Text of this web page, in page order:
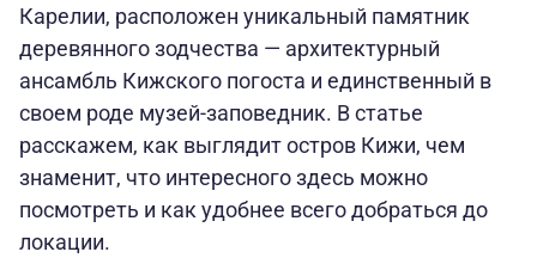
Карелии, расположен уникальный памятник
деревянного зодчества — архитектурный
ансамбль Кижского погоста и единственный в
своем роде музей-заповедник. В статье
расскажем, как выглядит остров Кижи, чем
знаменит, что интересного здесь можно
посмотреть и как удобнее всего добраться до
локации.